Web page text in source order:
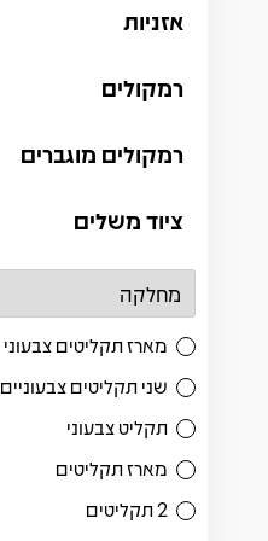
אזניות
רמקולים
רמקולים מוגברים
ציוד משלים
מארז תקליטים צבעוני
שני תקליטים צבעוניים
תקליט צבעוני
מארז תקליטים
2 תקליטים